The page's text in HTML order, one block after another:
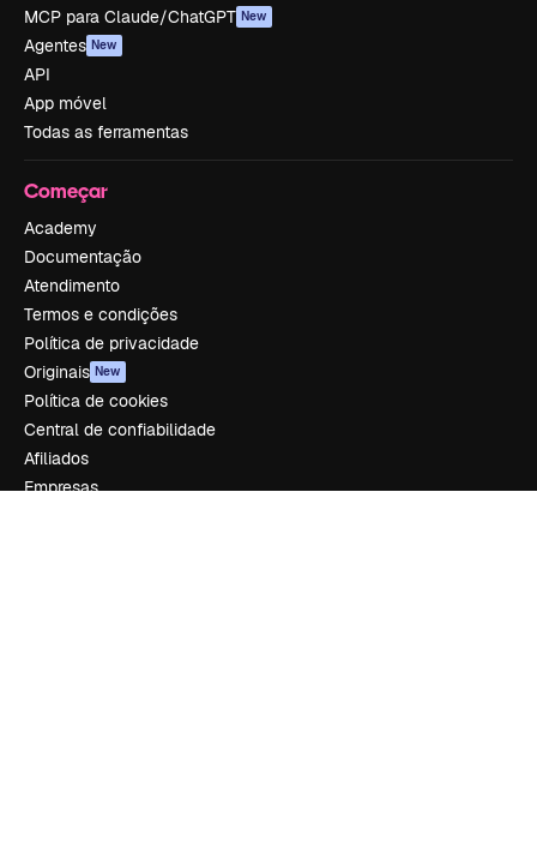
MCP para Claude/ChatGPT New
Agentes New
API
App móvel
Todas as ferramentas
Começar
Academy
Documentação
Atendimento
Termos e condições
Política de privacidade
Originais New
Política de cookies
Central de confiabilidade
Afiliados
Empresas